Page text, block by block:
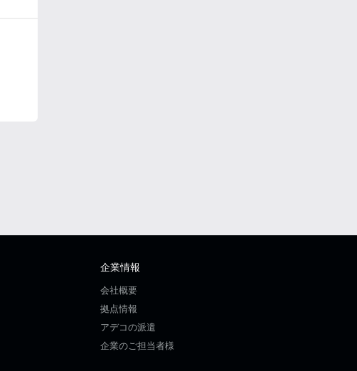
企業情報
会社概要
拠点情報
アデコの派遣
企業のご担当者様